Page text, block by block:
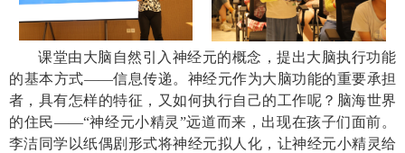
课堂由大脑自然引入神经元的概念，提出大脑执行功能
的基本方式——信息传递。神经元作为大脑功能的重要承担
者，具有怎样的特征，又如何执行自己的工作呢？脑海世界
的住民——“神经元小精灵”远道而来，出现在孩子们面前。
李洁同学以纸偶剧形式将神经元拟人化，让神经元小精灵给